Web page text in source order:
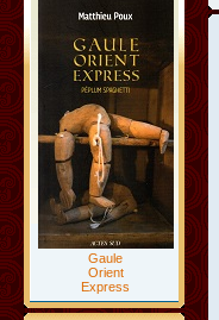
Gaule
Orient
Express